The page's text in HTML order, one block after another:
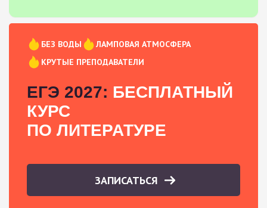
БЕЗ ВОДЫ
ЛАМПОВАЯ АТМОСФЕРА
КРУТЫЕ ПРЕПОДАВАТЕЛИ
ЕГЭ 2027: БЕСПЛАТНЫЙ
КУРС
ПО ЛИТЕРАТУРЕ
ЗАПИСАТЬСЯ